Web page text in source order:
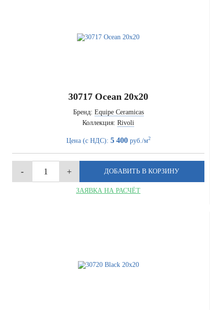
30717 Ocean 20x20
Бренд: Equipe Ceramicas
Коллекция: Rivoli
Цена (с НДС): 5 400руб./м2
ЗАЯВКА НА РАСЧЁТ